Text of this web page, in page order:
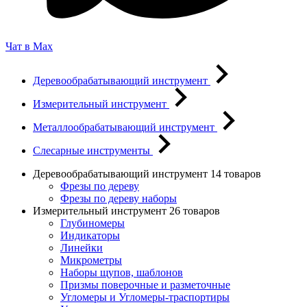
Чат в Max
Деревообрабатывающий инструмент
Измерительный инструмент
Металлообрабатывающий инструмент
Слесарные инструменты
Деревообрабатывающий инструмент 14 товаров
Фрезы по дереву
Фрезы по дереву наборы
Измерительный инструмент 26 товаров
Глубиномеры
Индикаторы
Линейки
Микрометры
Наборы щупов, шаблонов
Призмы поверочные и разметочные
Угломеры и Угломеры-траспортиры